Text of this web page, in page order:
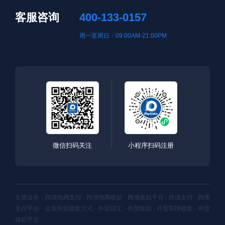
客服咨询 400-133-0157
周一至周日：09:00AM-21:00PM
微信扫码关注 小程序扫码注册
主营业务：跨境电商支付 · 跨境电商收款 · 跨境收款平台 · 跨境支付 · 跨境
支付平台 · 企业外贸收款方式 · 外贸结汇 · 外贸收款 · 外贸B2B收款 · 外贸
收款平台